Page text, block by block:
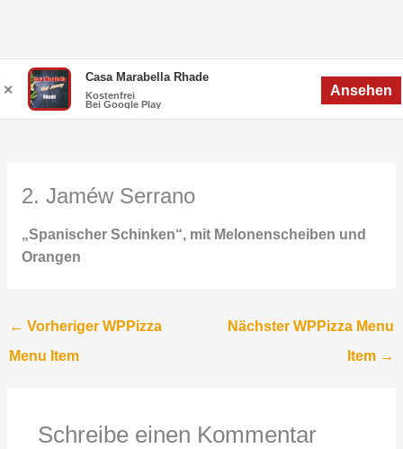
Zum
Inhalt
springen
Menü
Menü
2. Jaméw Serrano
„Spanischer Schinken“, mit Melonenscheiben und
Orangen
← Vorheriger WPPizza
Menu Item
Nächster WPPizza Menu
Item →
Schreibe einen Kommentar
✕
Casa Marabella Rhade
Kostenfrei
Bei Google Play
Ansehen